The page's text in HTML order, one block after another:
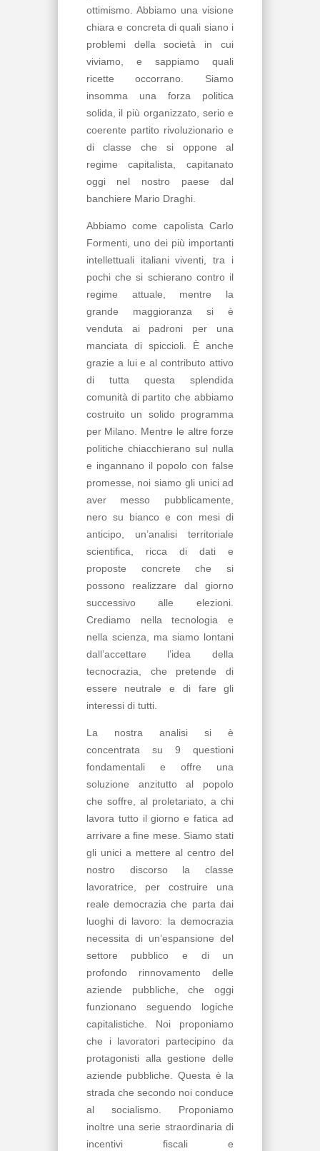
ottimismo. Abbiamo una visione
chiara e concreta di quali siano i
problemi della società in cui
viviamo, e sappiamo quali
ricette occorrano. Siamo
insomma una forza politica
solida, il più organizzato, serio e
coerente partito rivoluzionario e
di classe che si oppone al
regime capitalista, capitanato
oggi nel nostro paese dal
banchiere Mario Draghi.
Abbiamo come capolista Carlo
Formenti, uno dei più importanti
intellettuali italiani viventi, tra i
pochi che si schierano contro il
regime attuale, mentre la
grande maggioranza si è
venduta ai padroni per una
manciata di spiccioli. È anche
grazie a lui e al contributo attivo
di tutta questa splendida
comunità di partito che abbiamo
costruito un solido programma
per Milano. Mentre le altre forze
politiche chiacchierano sul nulla
e ingannano il popolo con false
promesse, noi siamo gli unici ad
aver messo pubblicamente,
nero su bianco e con mesi di
anticipo, un’analisi territoriale
scientifica, ricca di dati e
proposte concrete che si
possono realizzare dal giorno
successivo alle elezioni.
Crediamo nella tecnologia e
nella scienza, ma siamo lontani
dall’accettare l’idea della
tecnocrazia, che pretende di
essere neutrale e di fare gli
interessi di tutti.
La nostra analisi si è
concentrata su 9 questioni
fondamentali e offre una
soluzione anzitutto al popolo
che soffre, al proletariato, a chi
lavora tutto il giorno e fatica ad
arrivare a fine mese. Siamo stati
gli unici a mettere al centro del
nostro discorso la classe
lavoratrice, per costruire una
reale democrazia che parta dai
luoghi di lavoro: la democrazia
necessita di un’espansione del
settore pubblico e di un
profondo rinnovamento delle
aziende pubbliche, che oggi
funzionano seguendo logiche
capitalistiche. Noi proponiamo
che i lavoratori partecipino da
protagonisti alla gestione delle
aziende pubbliche. Questa è la
strada che secondo noi conduce
al socialismo. Proponiamo
inoltre una serie straordinaria di
incentivi fiscali e